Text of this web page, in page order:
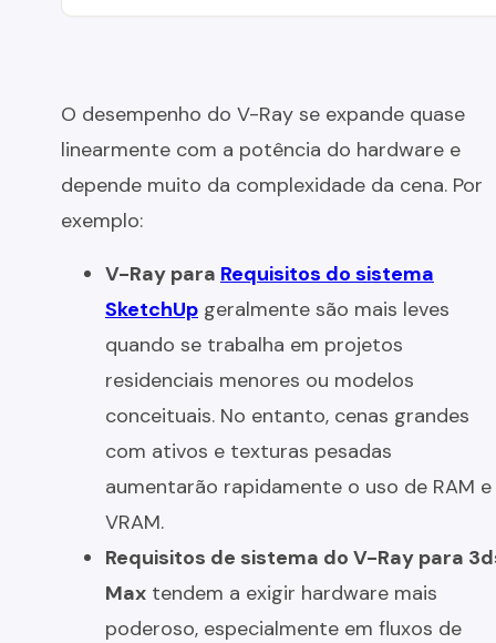
O desempenho do V-Ray se expande quase
linearmente com a potência do hardware e
depende muito da complexidade da cena. Por
exemplo:
V-Ray para Requisitos do sistema
SketchUp geralmente são mais leves
quando se trabalha em projetos
residenciais menores ou modelos
conceituais. No entanto, cenas grandes
com ativos e texturas pesadas
aumentarão rapidamente o uso de RAM e
VRAM.
Requisitos de sistema do V-Ray para
Max tendem a exigir hardware mais
poderoso, especialmente em fluxos de